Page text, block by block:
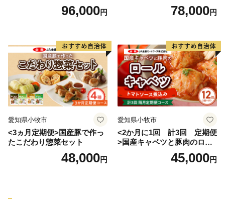
96,000円 78,000円
愛知県小牧市
<3ヵ月定期便>国産豚で作っ
たこだわり惣菜セット
48,000円
愛知県小牧市
<2か月に1回 計3回 定期便
>国産キャベツと豚肉のロー
ルキャベツ（6P入り）
45,000円